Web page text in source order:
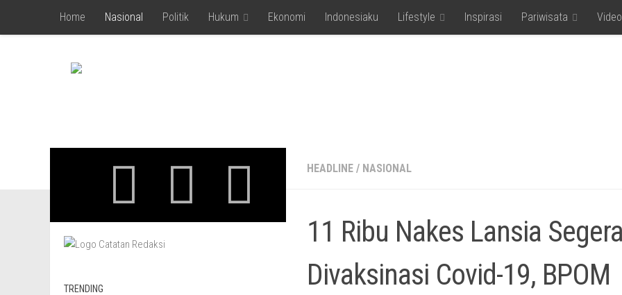
Skip to content
Home Nasional Politik Hukum Ekonomi Indonesiaku Lifestyle Inspirasi Pariwisata Video
HEADLINE / NASIONAL
11 Ribu Nakes Lansia Segera
Divaksinasi Covid-19, BPOM
TRENDING